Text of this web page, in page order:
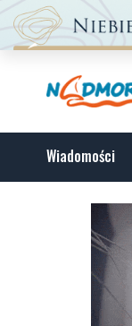
Wiadomości